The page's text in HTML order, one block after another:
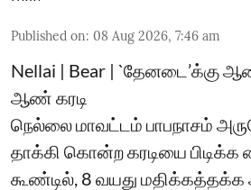
Published on: 08 Aug 2026, 7:46 am
Nellai | Bear | `தேனடை’க்கு
ஆண் கரடி
நெல்லை மாவட்டம் பாபநாசம்
தாக்கி கொன்ற கரடியை பிடிக்க
கூண்டில், 8 வயது